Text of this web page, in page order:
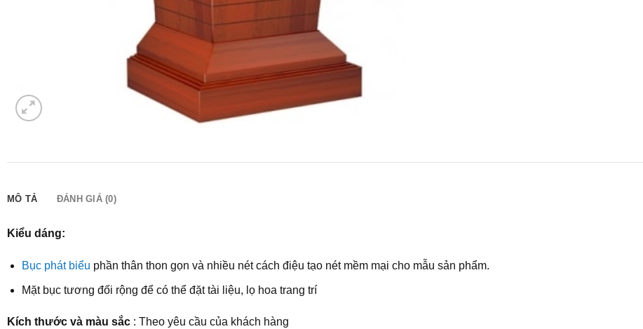
MÔ TẢ ĐÁNH GIÁ (0)
Kiểu dáng:
Bục phát biểu phần thân thon gọn và nhiều nét cách điệu tạo nét mềm mại cho mẫu sản phẩm.
Mặt bục tương đối rộng để có thể đặt tài liệu, lọ hoa trang trí
Kích thước và màu sắc: Theo yêu cầu của khách hàng